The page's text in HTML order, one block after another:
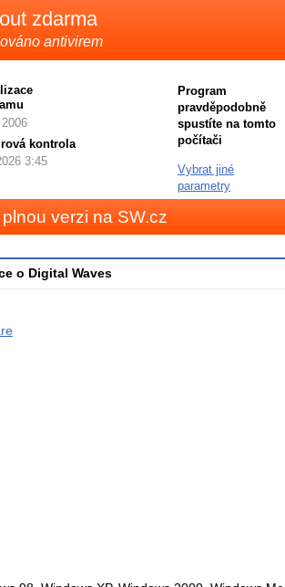
zdarma
antivirem
kontrola
3:45
Program
pravděpodobně
spustíte na tomto
počítači
Vybrat jiné
parametry
verzi na SW.cz
o Digital Waves